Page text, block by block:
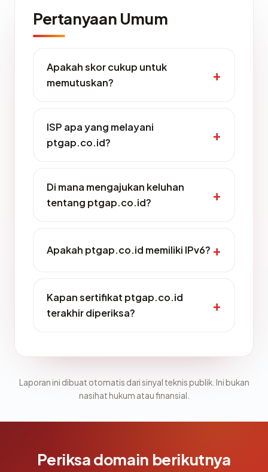
Pertanyaan Umum
Apakah skor cukup untuk
memutuskan?
ISP apa yang melayani
ptgap.co.id?
Di mana mengajukan keluhan
tentang ptgap.co.id?
Apakah ptgap.co.id memiliki IPv6?
Kapan sertifikat ptgap.co.id
terakhir diperiksa?
Laporan ini dibuat otomatis dari sinyal teknis publik. Ini bukan
nasihat hukum atau finansial.
Periksa domain berikutnya